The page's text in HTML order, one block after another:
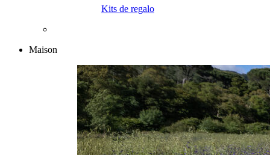
Kits de regalo
Maison